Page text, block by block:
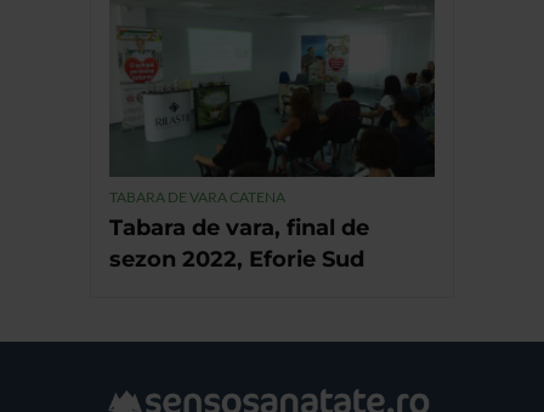
TABARA DE VARA CATENA
Tabara de vara, final de
sezon 2022, Eforie Sud